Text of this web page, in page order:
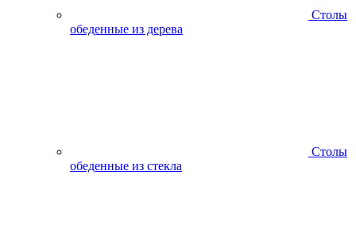
Столы
обеденные из дерева
Столы
обеденные из стекла